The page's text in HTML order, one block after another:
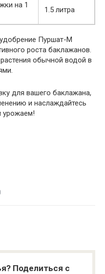
на 1
1.5 литра
Пуршат-М
роста баклажанов.
обычной водой в
для вашего баклажана,
и наслаждайтесь
урожаем!
Поделиться с